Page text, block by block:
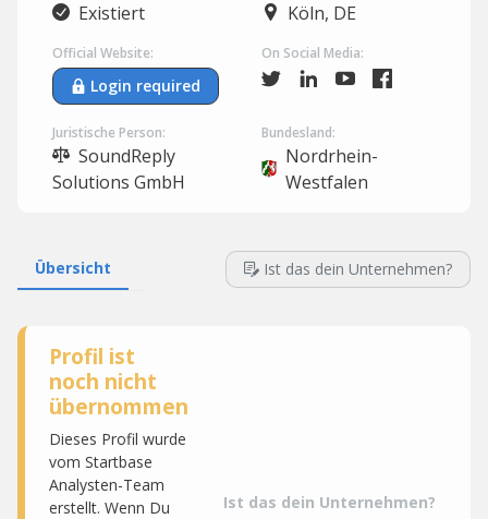
Existiert Köln, DE
Official Website:
Login required
On Social Media:
Juristische Person:
SoundReply
Solutions GmbH
Bundesland:
Nordrhein-
Westfalen
Übersicht Ist das dein Unternehmen?
Profil ist
noch nicht
übernommen
Dieses Profil wurde
vom Startbase
Analysten-Team
erstellt. Wenn Du
Ist das dein Unternehmen?